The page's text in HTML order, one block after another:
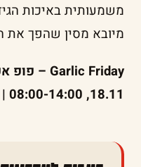
משמעותית באיכות
מיובא מסין שהפך את
18.11, 08:00-14:00 | מומלץ להגיע מוקדם